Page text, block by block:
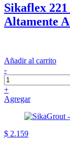
Sikaflex
Altamente
Añadir al carrito
-
+
Agregar
$ 2.159